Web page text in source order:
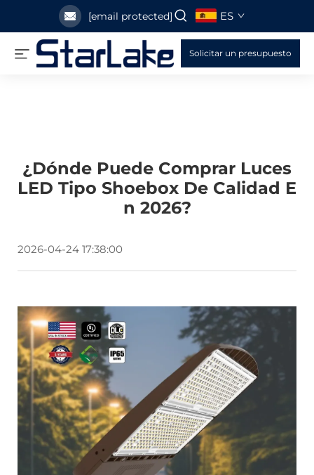
[email protected] ES
Solicitar un presupuesto
¿Dónde Puede Comprar Luces
LED Tipo Shoebox De Calidad E
N 2026?
2026-04-24 17:38:00